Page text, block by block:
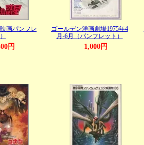
画パンフレ
円
ゴールデン洋画劇場1975年4
月-6月（パンフレット）
1,000円